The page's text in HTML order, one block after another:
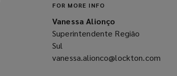
window)
FOR MORE INFO
Vanessa Alionço
Superintendente Região
Sul
vanessa.alionco@lockton.com